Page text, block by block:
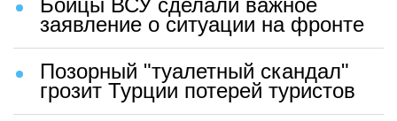
Бойцы ВСУ сделали важное
заявление о ситуации на фронте
Позорный "туалетный скандал"
грозит Турции потерей туристов